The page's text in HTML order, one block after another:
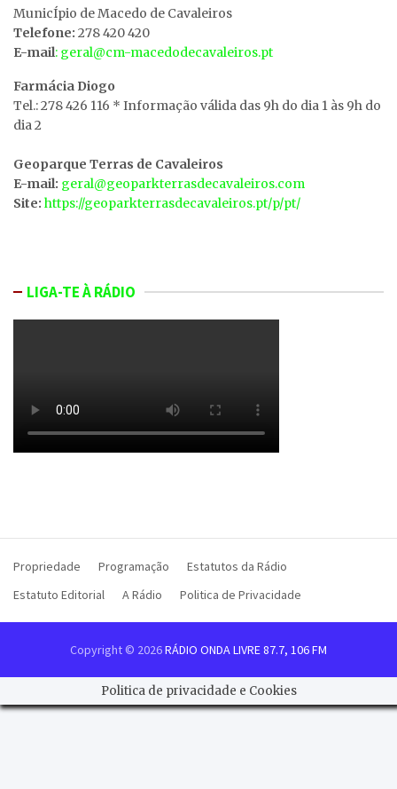
MunicÍpio de Macedo de Cavaleiros
Telefone: 278 420 420
E-mail: geral@cm-macedodecavaleiros.pt
Farmácia Diogo
Tel.: 278 426 116 * Informação válida das 9h do dia 1 às 9h do
dia 2
Geoparque Terras de Cavaleiros
E-mail: geral@geoparkterrasdecavaleiros.com
Site: https://geoparkterrasdecavaleiros.pt/p/pt/
LIGA-TE À RÁDIO
Propriedade Programação
Estatutos da Rádio
Estatuto Editorial
A Rádio Politica de Privacidade
Copyright © 2026RÁDIO ONDA LIVRE 87.7, 106 FM
Politica de privacidade e Cookies